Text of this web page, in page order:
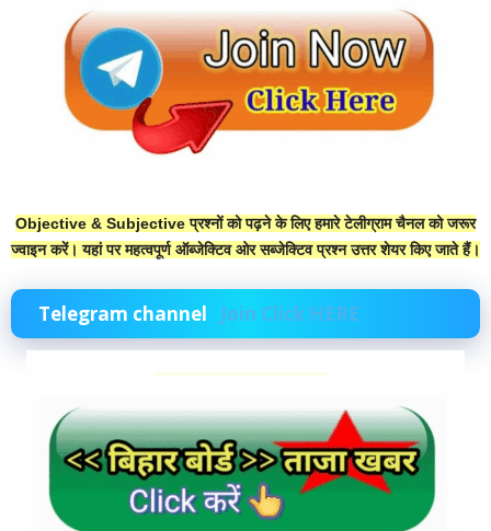
Objective & Subjective प्रश्नों को पढ़ने के लिए हमारे टेलीग्राम चैनल को जरूर
ज्वाइन करें। यहां पर महत्वपूर्ण ऑब्जेक्टिव ओर सब्जेक्टिव प्रश्न उत्तर शेयर किए जाते हैं।
Telegram channel Join Click HERE